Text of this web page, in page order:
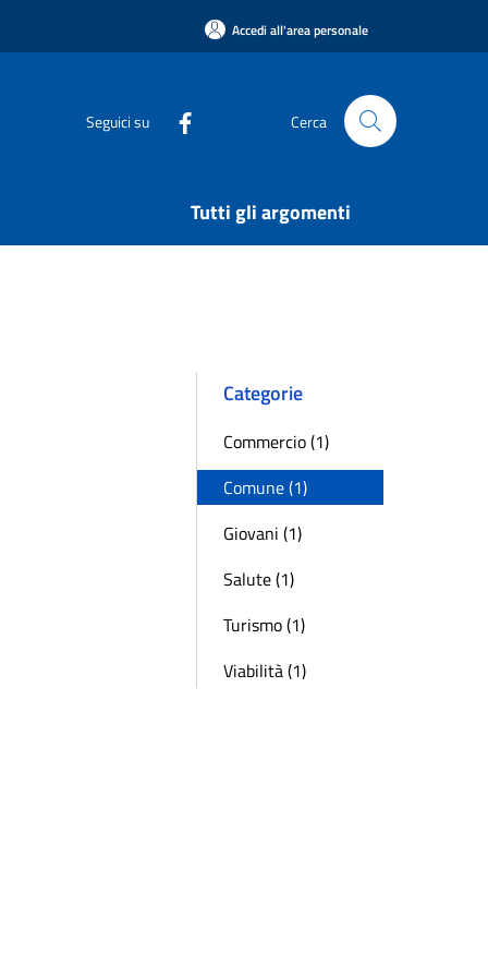
Accedi all'area personale
Seguici su Cerca
Tutti gli argomenti
Categorie
Commercio (1)
Comune (1)
Giovani (1)
Salute (1)
Turismo (1)
Viabilità (1)